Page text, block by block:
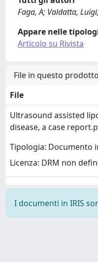
Faga, A; Valdatta,
Appare nelle
Articolo su Rivista
File in questo
File
Ultrasound assisted
disease, a case
Tipologia: Documento
Licenza: DRM non
I documenti in IRIS